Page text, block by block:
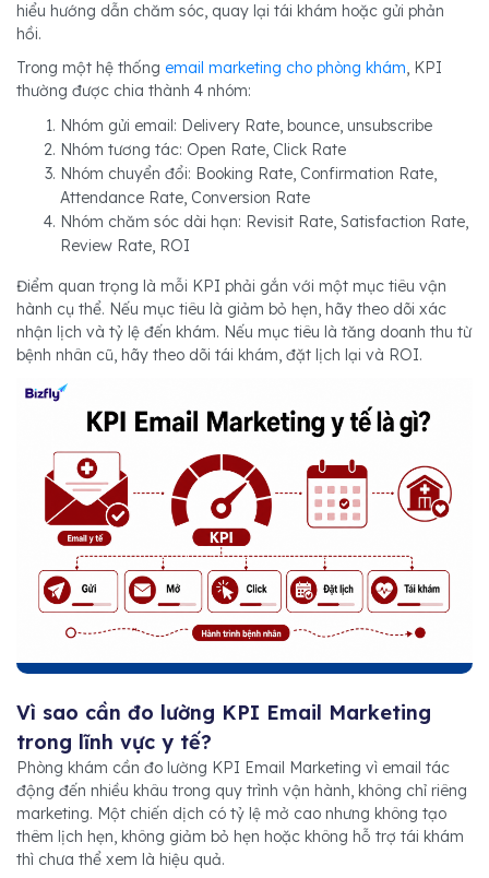
hiểu hướng dẫn chăm sóc, quay lại tái khám hoặc gửi phản
hồi.
Trong một hệ thống email marketing cho phòng khám, KPI
thường được chia thành 4 nhóm:
Nhóm gửi email: Delivery Rate, bounce, unsubscribe
Nhóm tương tác: Open Rate, Click Rate
Nhóm chuyển đổi: Booking Rate, Confirmation Rate,
Attendance Rate, Conversion Rate
Nhóm chăm sóc dài hạn: Revisit Rate, Satisfaction Rate,
Review Rate, ROI
Điểm quan trọng là mỗi KPI phải gắn với một mục tiêu vận
hành cụ thể. Nếu mục tiêu là giảm bỏ hẹn, hãy theo dõi xác
nhận lịch và tỷ lệ đến khám. Nếu mục tiêu là tăng doanh thu từ
bệnh nhân cũ, hãy theo dõi tái khám, đặt lịch lại và ROI.
Vì sao cần đo lường KPI Email Marketing
trong lĩnh vực y tế?
Phòng khám cần đo lường KPI Email Marketing vì email tác
động đến nhiều khâu trong quy trình vận hành, không chỉ riêng
marketing. Một chiến dịch có tỷ lệ mở cao nhưng không tạo
thêm lịch hẹn, không giảm bỏ hẹn hoặc không hỗ trợ tái khám
thì chưa thể xem là hiệu quả.